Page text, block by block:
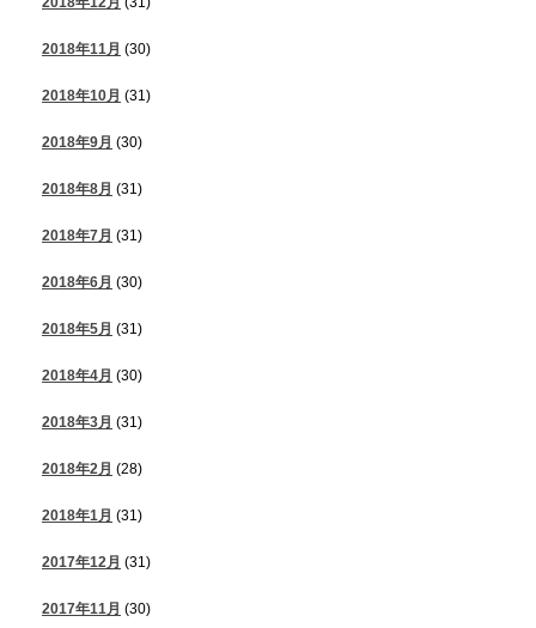
2018年11月 (30)
2018年10月 (31)
2018年9月 (30)
2018年8月 (31)
2018年7月 (31)
2018年6月 (30)
2018年5月 (31)
2018年4月 (30)
2018年3月 (31)
2018年2月 (28)
2018年1月 (31)
2017年12月 (31)
2017年11月 (30)